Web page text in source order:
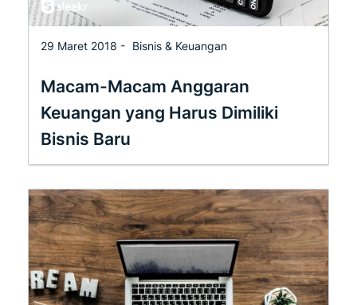
29 Maret 2018 - Bisnis & Keuangan
Macam-Macam Anggaran
Keuangan yang Harus Dimiliki
Bisnis Baru